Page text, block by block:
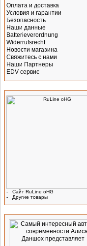
Оплата и доставка
Условия и гарантии
Безопасность
Наши данные
Batterieverordnung
Widerrufsrecht
Новости магазина
Свяжитесь с нами
Наши Партнеры
EDV сервис
-
Сайт RuLine oHG
-
Другие товары